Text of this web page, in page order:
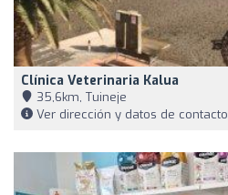
Clínica Veterinaria Kalua
35,6km, Tuineje
Ver dirección y datos de contacto